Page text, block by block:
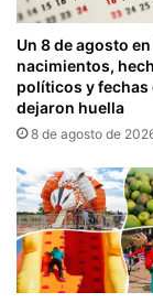
Un 8 de agosto
nacimientos,
políticos y fechas
dejaron huella
8 de agosto de